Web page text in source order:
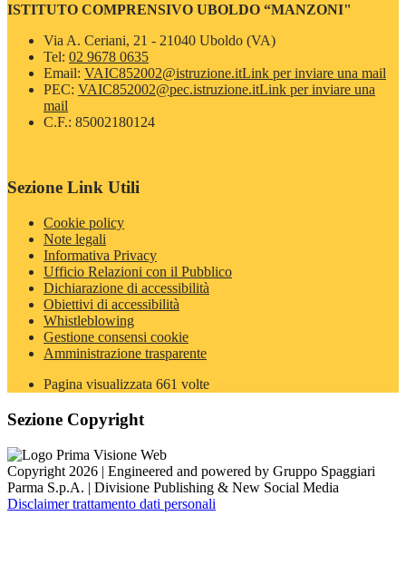
ISTITUTO COMPRENSIVO UBOLDO “MANZONI"
Via A. Ceriani, 21 - 21040 Uboldo (VA)
Tel: 02 9678 0635
Email: VAIC852002@istruzione.itLink per inviare una mail
PEC: VAIC852002@pec.istruzione.itLink per inviare una
mail
C.F.: 85002180124
Sezione Link Utili
Cookie policy
Note legali
Informativa Privacy
Ufficio Relazioni con il Pubblico
Dichiarazione di accessibilità
Obiettivi di accessibilità
Whistleblowing
Gestione consensi cookie
Amministrazione trasparente
Pagina visualizzata 661 volte
Sezione Copyright
Copyright 2026 | Engineered and powered by Gruppo Spaggiari
Parma S.p.A. | Divisione Publishing & New Social Media
Disclaimer trattamento dati personali